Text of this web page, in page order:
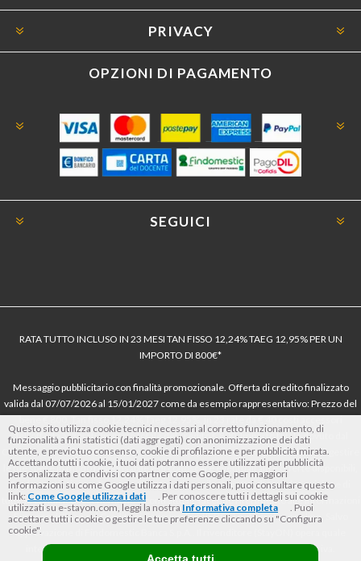
PRIVACY
OPZIONI DI PAGAMENTO
SEGUICI
RATA TUTTO INCLUSO IN 23 MESI TAN FISSO 12,24% TAEG 12,95% PER UN
IMPORTO DI 800€*
Messaggio pubblicitario con finalità promozionale. Offerta di credito finalizzato
valida dal 07/07/2026 al 15/01/2027 come da esempio rappresentativo: Prezzo del
dell’offerta azzerati. Importo totale del credito € 800. Importo totale dovuto dal
Consumatore € 920. Decorrenza media della prima rata a 90 giorni. Al fine di gestire
le tue spese in modo responsabile e di conoscere eventuali altre offerte disponibili,
Findomestic ti ricorda, prima di sottoscrivere il contratto, di prendere visione di
tutte le condizioni economiche e contrattuali, facendo riferimento alle Informazioni
Europee di Base sul Credito ai Consumatori (IEBCC) nel percorso online. Salvo
approvazione di Findomestic Banca S.p.A.. Il rivenditore (StayON) opera quale
intermediario del credito per Findomestic Banca S.p.A., non in esclusiva.
Questo sito utilizza cookie tecnici necessari al corretto funzionamento, di
funzionalità a fini statistici (dati aggregati) con anonimizzazione dei dati
utente, e previo tuo consenso, cookie di profilazione e per pubblicità mirata.
Accettando tutti i cookie, i tuoi dati potranno essere utilizzati per pubblicità
personalizzata e condivisi con partner come Google, per maggiori
informazioni su come Google utilizza i dati personali, puoi consultare questo
link: Come Google utilizza i dati
. Per conoscere tutti i dettagli sui cookie
utilizzati su e-stayon.com, leggi la nostra Informativa completa
. Puoi
accettare tutti i cookie o gestire le tue preferenze cliccando su "Configura
cookie".